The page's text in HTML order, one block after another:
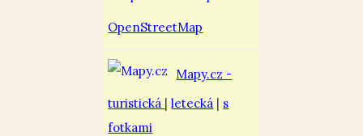
OpenStreetMap
Mapy.cz -
turistická |letecká | s
fotkami